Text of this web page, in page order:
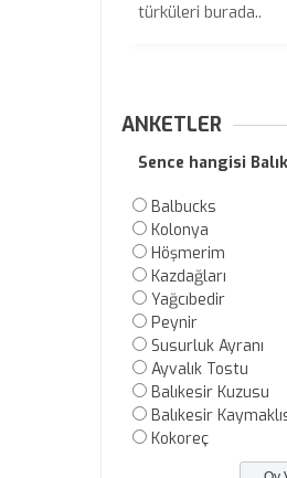
türküleri burada..
ANKETLER
Sence hangisi
Balbucks
Kolonya
Höşmerim
Kazdağları
Yağcıbedir
Peynir
Susurluk Ayranı
Ayvalık Tostu
Balıkesir Kuzusu
Balıkesir
Kokoreç